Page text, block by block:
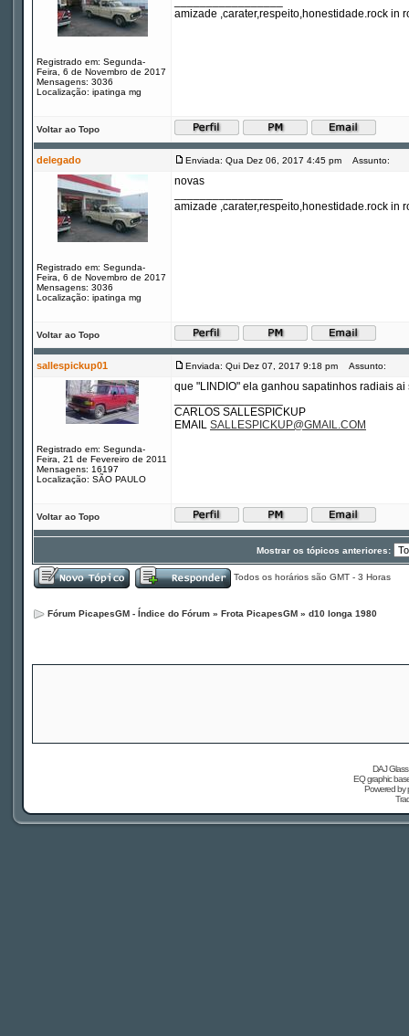
Registrado em: Segunda-
Feira, 6 de Novembro de 2017
Mensagens: 3036
Localização: ipatinga mg
amizade ,carater,respeito,honestidade.rock in
Voltar ao Topo
delegado Enviada: Qua Dez 06, 2017 4:45 pm Assunto:
Registrado em: Segunda-
Feira, 6 de Novembro de 2017
Mensagens: 3036
Localização: ipatinga mg
novas
amizade ,carater,respeito,honestidade.rock in
Voltar ao Topo
sallespickup01 Enviada: Qui Dez 07, 2017 9:18 pm Assunto:
Registrado em: Segunda-
Feira, 21 de Fevereiro de 2011
Mensagens: 16197
Localização: SÃO PAULO
que "LINDIO" ela ganhou sapatinhos radiais ai
CARLOS SALLESPICKUP
EMAIL SALLESPICKUP@GMAIL.COM
Voltar ao Topo
Mostrar os tópicos anteriores:
Todos os horários são GMT - 3 Horas
Fórum PicapesGM - Índice do Fórum » Frota PicapesGM » d10 longa 1980
DAJ
EQ graphic
Powered by